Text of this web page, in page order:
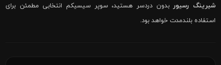
شیرینگ رسیوربدون دردسر هستید، سوپر سیسیکم انتخابی مطمئن برای
استفاده بلندمدت خواهد بود.